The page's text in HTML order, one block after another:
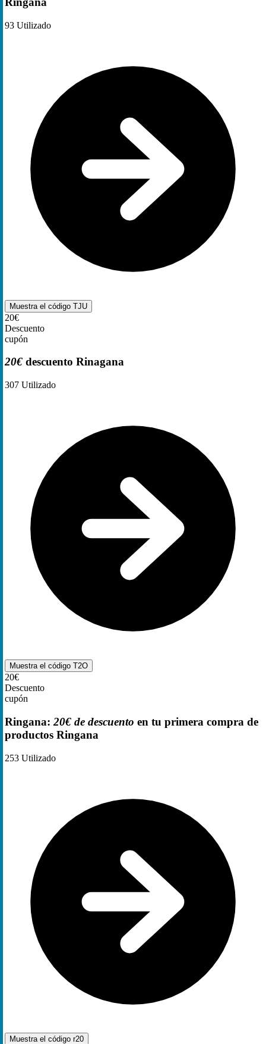
93 Utilizado
Muestra el código TJU
20€
Descuento
cupón
20€ descuento Rinagana
307 Utilizado
Muestra el código T2O
20€
Descuento
cupón
Ringana: 20€ de descuento en tu primera compra de
productos Ringana
253 Utilizado
Muestra el código r20